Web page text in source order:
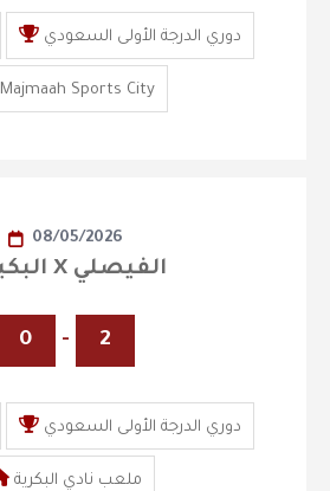
دوري الدرجة الأولى السعودي
Majmaah Sports City
08/05/2026
البكيرية X الفيصلي
0 - 2
دوري الدرجة الأولى السعودي
ملعب نادي البكرية